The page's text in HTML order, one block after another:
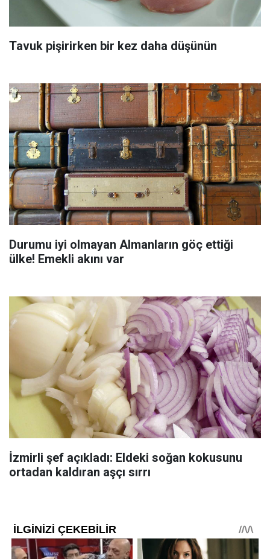
Tavuk pişirirken bir kez daha düşünün
Durumu iyi olmayan Almanların göç ettiği
ülke! Emekli akını var
İzmirli şef açıkladı: Eldeki soğan kokusunu
ortadan kaldıran aşçı sırrı